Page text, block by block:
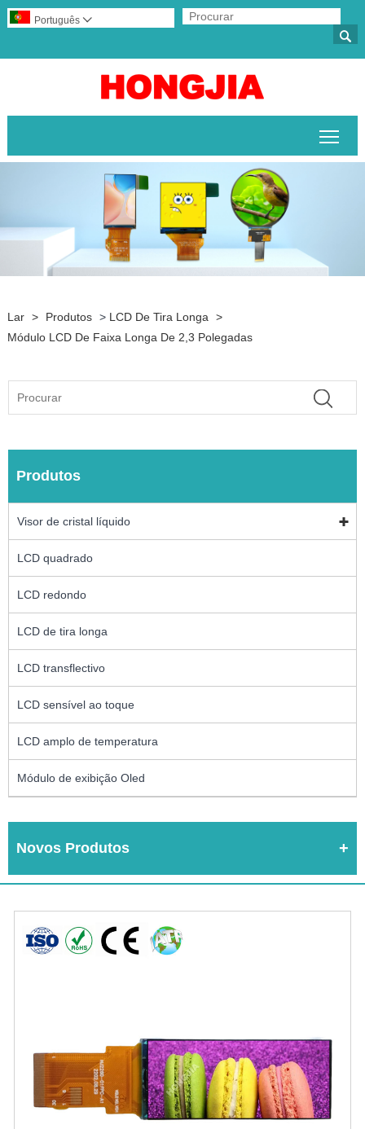

Português 
Lar > Produtos > LCD De Tira Longa
>
Módulo LCD De Faixa Longa De 2,3 Polegadas
Produtos
Visor de cristal líquido
LCD quadrado
LCD redondo
LCD de tira longa
LCD transflectivo
LCD sensível ao toque
LCD amplo de temperatura
Módulo de exibição Oled
Novos Produtos